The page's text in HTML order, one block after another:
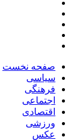
صفحه نخست
سیاسی
فرهنگی
اجتماعی
اقتصادی
ورزشی
عکس